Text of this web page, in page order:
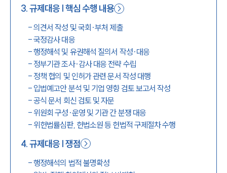
3.규제대응 | 핵심 수행 내용
-의견서 작성 및 국회·부처 제출
-국정감사 대응
-행정해석 및 유권해석 질의서 작성·대응
- 정부기관 조사·감사 대응 전략 수립
- 정책 협의 및 인허가 관련 문서 작성 대행
- 입법예고안 분석 및 기업 영향 검토 보고서 작성
-공식 문서 회신 검토 및 자문
- 위원회 구성·운영 및 기관 간 분쟁 대응
- 위헌법률심판, 헌법소원 등 헌법적 구제절차 수행
4.규제대응 | 쟁점
-행정해석의 법적 불명확성